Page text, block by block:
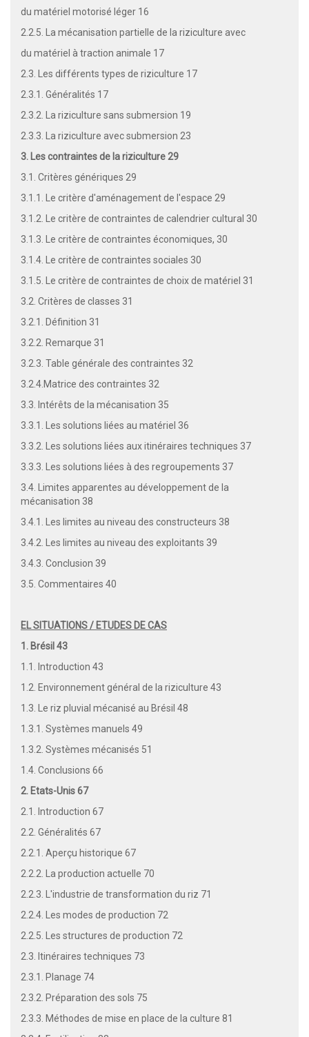
du matériel motorisé léger 16
2.2.5. La mécanisation partielle de la riziculture avec
du matériel à traction animale 17
2.3. Les différents types de riziculture 17
2.3.1. Généralités 17
2.3.2. La riziculture sans submersion 19
2.3.3. La riziculture avec submersion 23
3. Les contraintes de la riziculture 29
3.1. Critères génériques 29
3.1.1. Le critère d'aménagement de l'espace 29
3.1.2. Le critère de contraintes de calendrier cultural 30
3.1.3. Le critère de contraintes économiques, 30
3.1.4. Le critère de contraintes sociales 30
3.1.5. Le critère de contraintes de choix de matériel 31
3.2. Critères de classes 31
3.2.1. Définition 31
3.2.2. Remarque 31
3.2.3. Table générale des contraintes 32
3.2.4.Matrice des contraintes 32
3.3. Intérêts de la mécanisation 35
3.3.1. Les solutions liées au matériel 36
3.3.2. Les solutions liées aux itinéraires techniques 37
3.3.3. Les solutions liées à des regroupements 37
3.4. Limites apparentes au développement de la
mécanisation 38
3.4.1. Les limites au niveau des constructeurs 38
3.4.2. Les limites au niveau des exploitants 39
3.4.3. Conclusion 39
3.5. Commentaires 40
EL SITUATIONS / ETUDES DE CAS
1. Brésil 43
1.1. Introduction 43
1.2. Environnement général de la riziculture 43
1.3. Le riz pluvial mécanisé au Brésil 48
1.3.1. Systèmes manuels 49
1.3.2. Systèmes mécanisés 51
1.4. Conclusions 66
2. Etats-Unis 67
2.1. Introduction 67
2.2. Généralités 67
2.2.1. Aperçu historique 67
2.2.2. La production actuelle 70
2.2.3. L'industrie de transformation du riz 71
2.2.4. Les modes de production 72
2.2.5. Les structures de production 72
2.3. Itinéraires techniques 73
2.3.1. Planage 74
2.3.2. Préparation des sols 75
2.3.3. Méthodes de mise en place de la culture 81